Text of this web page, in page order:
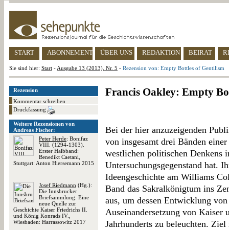
START ABONNEMENT ÜBER UNS REDAKTION BEIRAT
Sie sind hier: Start - Ausgabe 13 (2013), Nr. 5 - Rezension von: Empty Bottles of Gentilism
Rezension
Kommentar schreiben
Druckfassung
Weitere Rezensionen von
Andreas Fischer:
Peter Herde: Bonifaz
VIII. (1294-1303).
Erster Halbband:
Benedikt Caetani,
Stuttgart: Anton Hiersemann 2015
Josef Riedmann (Hg.):
Die Innsbrucker
Briefsammlung. Eine
neue Quelle zur
Geschichte Kaiser Friedrichs II.
und König Konrads IV.,
Wiesbaden: Harrassowitz 2017
Francis Oakley: Empty
Bei der hier anzuzeigenden
von insgesamt drei Bänden
westlichen politischen Denkens
Untersuchungsgegenstand hat.
Ideengeschichte am Williams
Band das Sakralkönigtum ins
aus, um dessen Entwicklung
Auseinandersetzung von Kaiser
Jahrhunderts zu beleuchten.